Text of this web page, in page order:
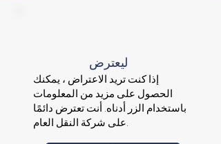
ليعترض
إذا كنت تريد الاعتراض ، يمكنك
الحصول على مزيد من المعلومات
باستخدام الزر أدناه. أنت تعترض دائمًا
على شركة النقل العام.